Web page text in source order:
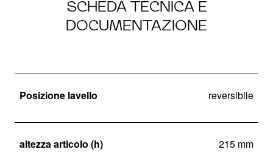
SCHEDA TECNICA E
DOCUMENTAZIONE
Posizione lavello reversibile
altezza articolo (h) 215 mm